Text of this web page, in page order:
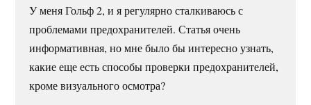
У меня Гольф 2, и я регулярно сталкиваюсь с
проблемами предохранителей. Статья очень
информативная, но мне было бы интересно узнать,
какие еще есть способы проверки предохранителей,
кроме визуального осмотра?